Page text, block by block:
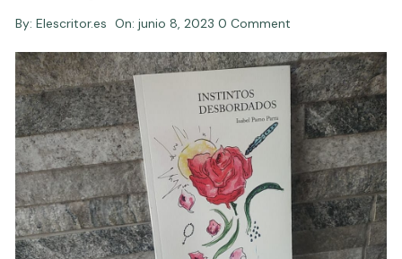
By: Elescritor.es On:junio 8, 2023 0 Comment